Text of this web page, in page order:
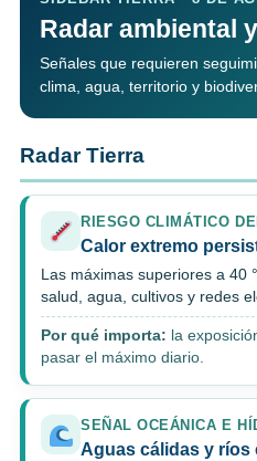
Radar ambiental
Señales que requieren
clima, agua, territorio y
Radar Tierra
RIESGO CLIMÁTICO
Calor extremo
Las máximas superiores a 40
salud, agua, cultivos y redes
Por qué importa: la
pasar el máximo diario.
SEÑAL OCEÁNICA E
Aguas cálidas y ríos